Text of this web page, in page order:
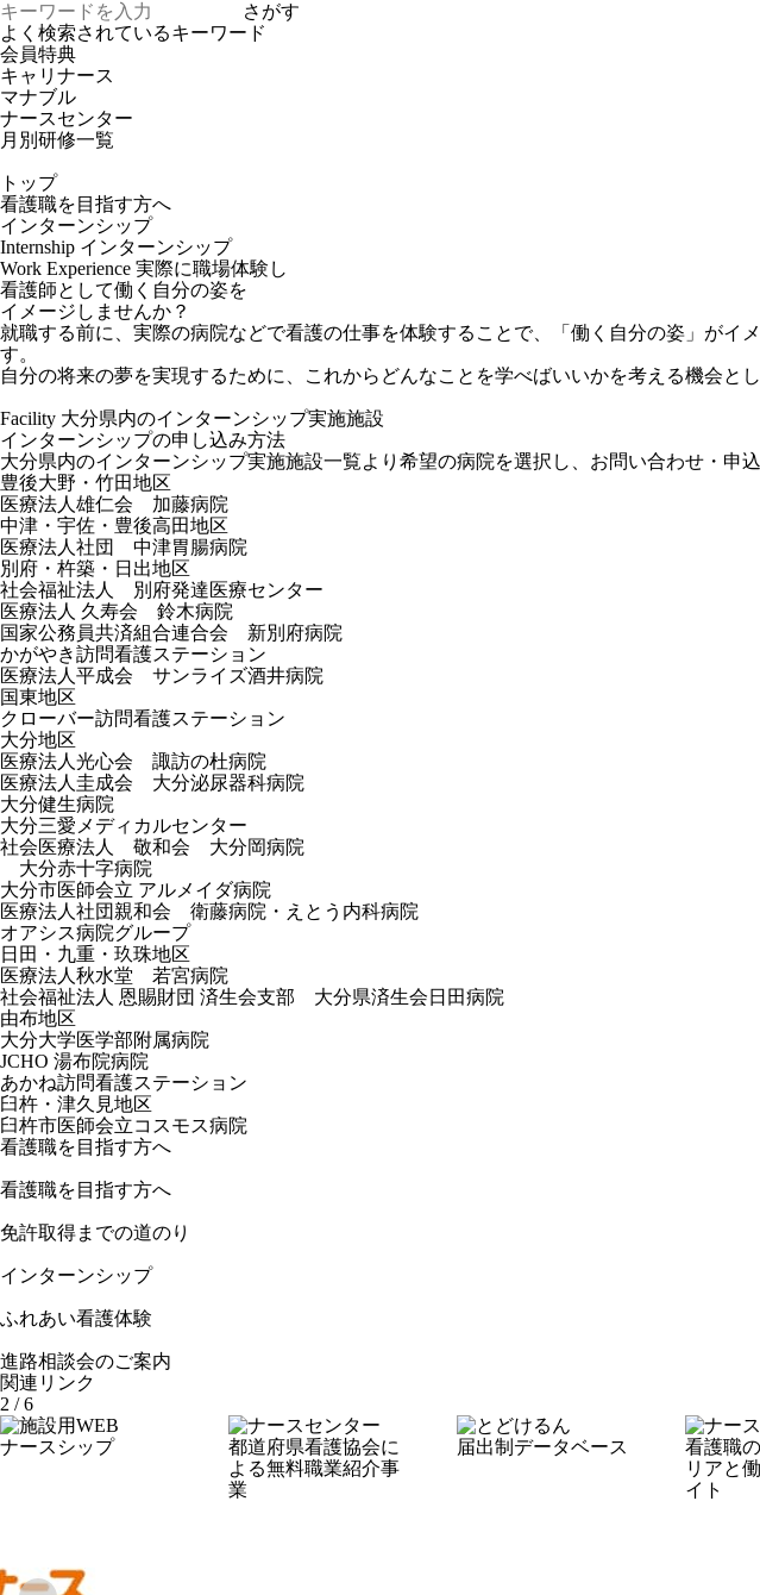
さがす
よく検索されているキーワード
会員特典
キャリナース
マナブル
ナースセンター
月別研修一覧
トップ
看護職を目指す方へ
インターンシップ
Internship インターンシップ
Work Experience 実際に職場体験し
看護師として働く自分の姿を
イメージしませんか？
就職する前に、実際の病院などで看護の仕事を体験することで、「働く自分の姿」が
す。
自分の将来の夢を実現するために、これからどんなことを学べばいいかを考える機会と
Facility 大分県内のインターンシップ実施施設
インターンシップの申し込み方法
大分県内のインターンシップ実施施設一覧より希望の病院を選択し、お問い合わせ・申
豊後大野・竹田地区
医療法人雄仁会 加藤病院
中津・宇佐・豊後高田地区
医療法人社団 中津胃腸病院
別府・杵築・日出地区
社会福祉法人 別府発達医療センター
医療法人 久寿会 鈴木病院
国家公務員共済組合連合会 新別府病院
かがやき訪問看護ステーション
医療法人平成会 サンライズ酒井病院
国東地区
クローバー訪問看護ステーション
大分地区
医療法人光心会 諏訪の杜病院
医療法人圭成会 大分泌尿器科病院
大分健生病院
大分三愛メディカルセンター
社会医療法人 敬和会 大分岡病院
大分赤十字病院
大分市医師会立 アルメイダ病院
医療法人社団親和会 衛藤病院・えとう内科病院
オアシス病院グループ
日田・九重・玖珠地区
医療法人秋水堂 若宮病院
社会福祉法人 恩賜財団 済生会支部 大分県済生会日田病院
由布地区
大分大学医学部附属病院
JCHO 湯布院病院
あかね訪問看護ステーション
臼杵・津久見地区
臼杵市医師会立コスモス病院
看護職を目指す方へ
看護職を目指す方へ
免許取得までの道のり
インターンシップ
ふれあい看護体験
進路相談会のご案内
関連リンク
2 / 6
ナースシップ
都道府県看護協会に
よる無料職業紹介事
業
届出制データベース
看護職
リアと
イト